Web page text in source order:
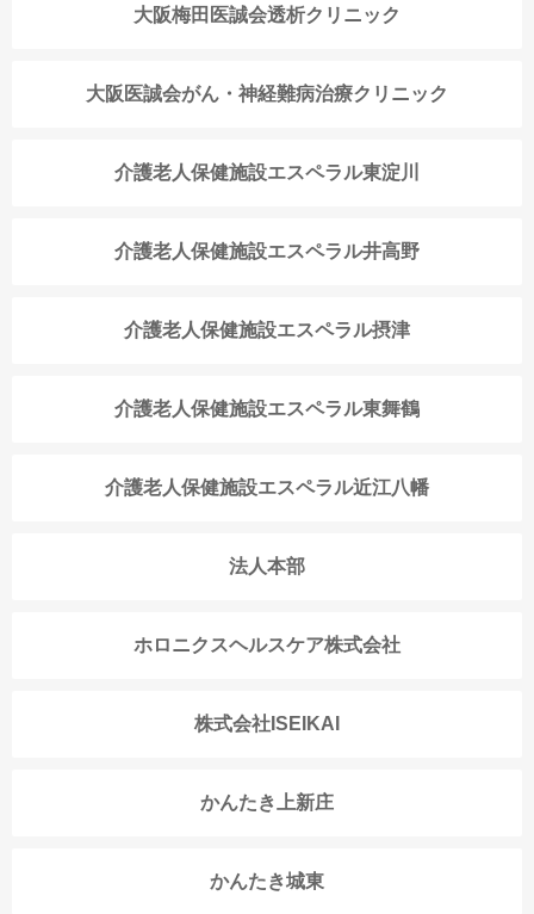
大阪梅田医誠会透析クリニック
大阪医誠会がん・神経難病治療クリニック
介護老人保健施設エスペラル東淀川
介護老人保健施設エスペラル井高野
介護老人保健施設エスペラル摂津
介護老人保健施設エスペラル東舞鶴
介護老人保健施設エスペラル近江八幡
法人本部
ホロニクスヘルスケア株式会社
株式会社ISEIKAI
かんたき上新庄
かんたき城東